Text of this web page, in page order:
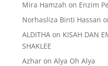
Mira Hamzah on Enzim
Norhasliza Binti Hassan
ALDITHAon KISAH DAN
SHAKLEE
Azharon Alya Oh Alya